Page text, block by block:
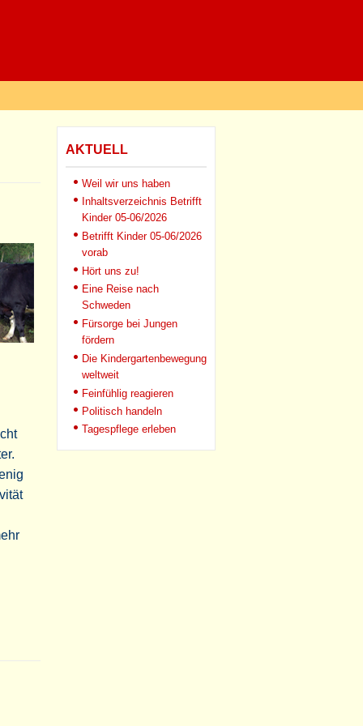
AKTUELL
Weil wir uns haben
Inhaltsverzeichnis Betrifft
Kinder 05-06/2026
Betrifft Kinder 05-06/2026
vorab
Hört uns zu!
Eine Reise nach
Schweden
Fürsorge bei Jungen
fördern
Die Kindergartenbewegung
weltweit
Feinfühlig reagieren
Politisch handeln
Tagespflege erleben